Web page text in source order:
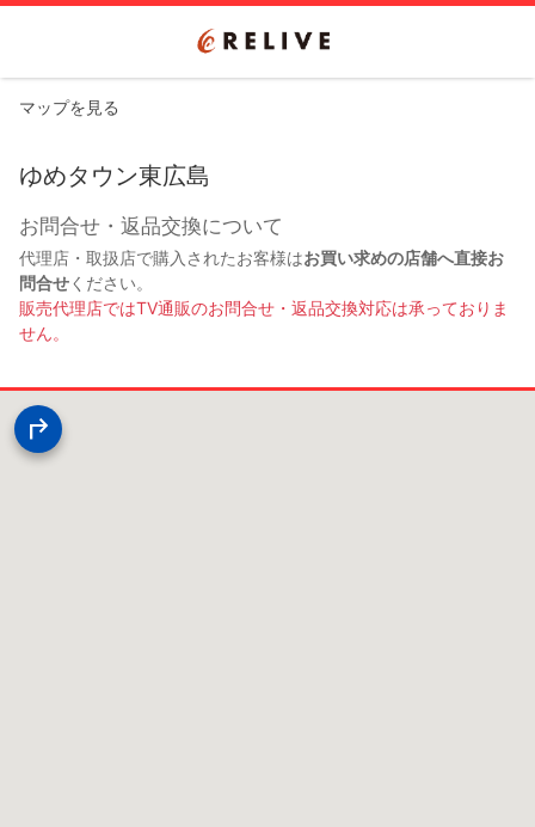
マップを見る
ゆめタウン東広島
お問合せ・返品交換について
代理店・取扱店で購入されたお客様はお買い求めの店舗へ直接お
問合せください。
販売代理店ではTV通販のお問合せ・返品交換対応は承っておりま
せん。